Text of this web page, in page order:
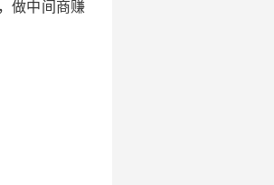
做中间商赚